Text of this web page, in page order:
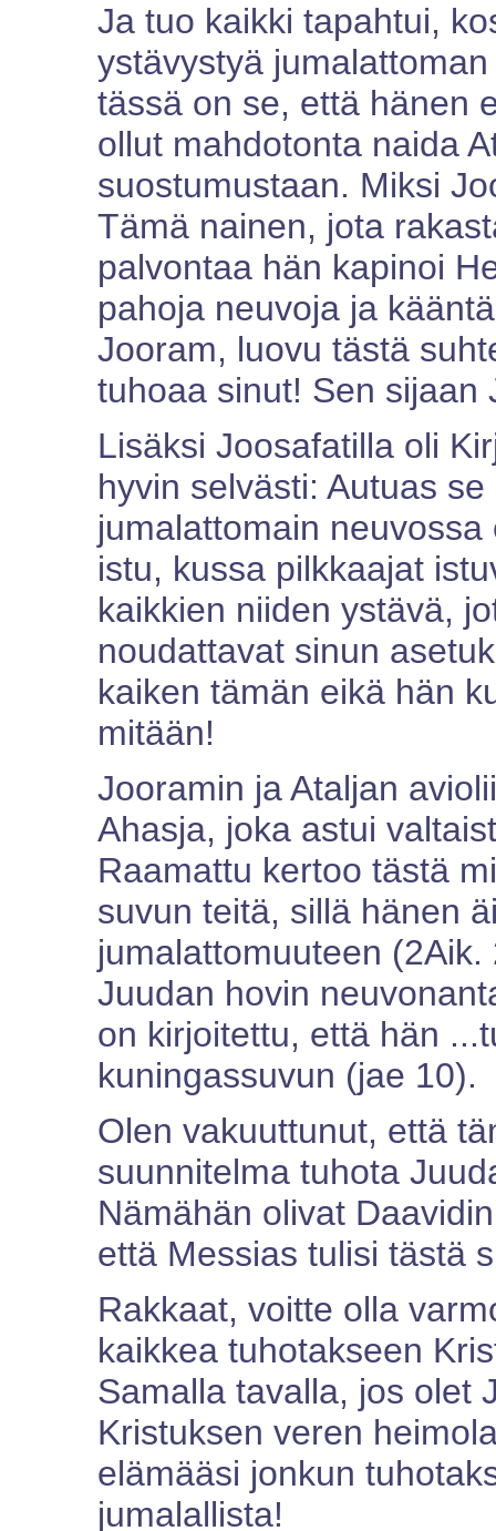
Ja tuo kaikki tapahtui,
ystävystyä
tässä on se, että hänen
ollut mahdotonta naida
suostumustaan. Miksi
Tämä nainen, jota
palvontaa hän kapinoi
pahoja neuvoja ja
Jooram, luovu tästä
tuhoaa sinut! Sen sijaan
Lisäksi Joosafatilla oli
hyvin selvästi: Autuas
jumalattomain
istu, kussa pilkkaajat
kaikkien niiden ystävä,
noudattavat sinun
kaiken tämän eikä hän
mitään!
Jooramin ja Ataljan
Ahasja, joka astui
Raamattu kertoo tästä
suvun teitä, sillä hänen
jumalattomuuteen
Juudan hovin
on kirjoitettu, että hän
kuningassuvun (jae 10).
Olen vakuuttunut, että
suunnitelma tuhota
Nämähän olivat
että Messias tulisi tästä
Rakkaat, voitte olla
kaikkea tuhotakseen
Samalla tavalla, jos olet
Kristuksen veren
elämääsi jonkun
jumalallista!